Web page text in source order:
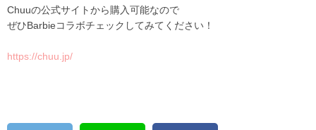
Chuuの公式サイトから購入可能なので
ぜひBarbieコラボチェックしてみてください！
https://chuu.jp/